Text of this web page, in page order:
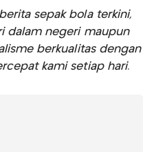
sepak bola terkini,
dalam negeri maupun
berkualitas dengan
kami setiap hari.